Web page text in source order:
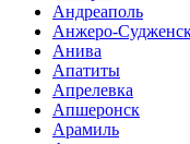
Андреаполь
Анжеро-
Анива
Апатиты
Апрелевка
Апшеронск
Арамиль